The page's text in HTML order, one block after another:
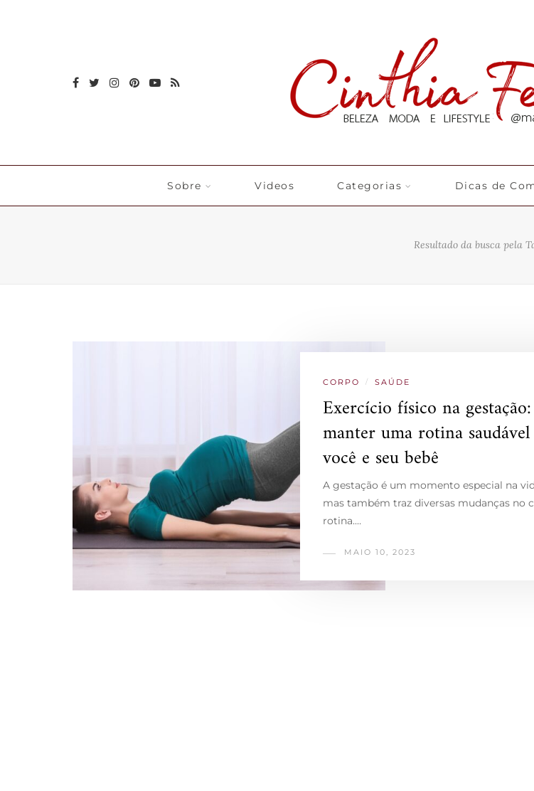
Sobre Videos Categorias Dicas de
Resultado da busca pela
CORPO / SAÚDE
Exercício físico na
manter uma rotina
você e seu bebê
A gestação é um momento especial na
mas também traz diversas mudanças no
rotina.…
MAIO 10, 2023